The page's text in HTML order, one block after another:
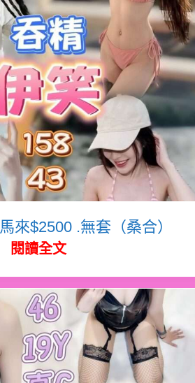
馬來$2500 .無套（桑合）
閱讀全文